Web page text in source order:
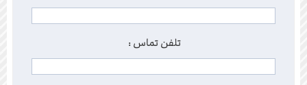
تلفن تماس :